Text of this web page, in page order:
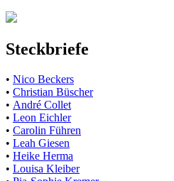
Steckbriefe
• Nico Beckers
• Christian Büscher
• André Collet
• Leon Eichler
• Carolin Führen
• Leah Giesen
• Heike Herma
• Louisa Kleiber